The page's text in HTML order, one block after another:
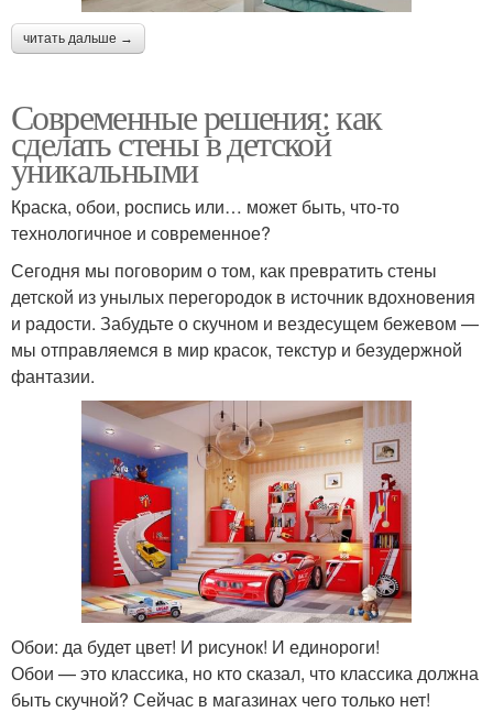
читать дальше →
Современные решения: как
сделать стены в детской
уникальными
Краска, обои, роспись или… может быть, что-то
технологичное и современное?
Сегодня мы поговорим о том, как превратить стены
детской из унылых перегородок в источник вдохновения
и радости. Забудьте о скучном и вездесущем бежевом —
мы отправляемся в мир красок, текстур и безудержной
фантазии.
Обои: да будет цвет! И рисунок! И единороги!
Обои — это классика, но кто сказал, что классика должна
быть скучной? Сейчас в магазинах чего только нет!